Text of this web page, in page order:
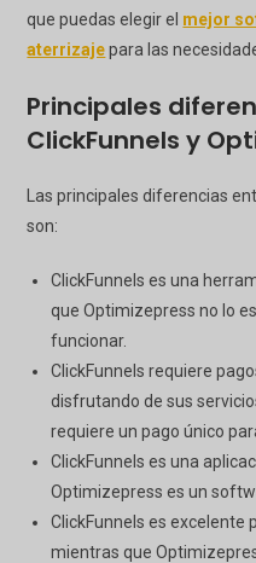
que puedas elegir el mejor
aterrizajepara las
Principales
ClickFunnels y
Las principales diferencias
son:
ClickFunnels es una
que Optimizepress no lo
funcionar.
ClickFunnels requiere
disfrutando de sus
requiere un pago único
ClickFunnels es una
Optimizepress es un
ClickFunnels es excelente
mientras que